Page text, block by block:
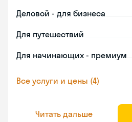
Деловой - для бизнеса
Для путешествий
Для начинающих - премиум
Все услуги и цены (4)
Читать дальше